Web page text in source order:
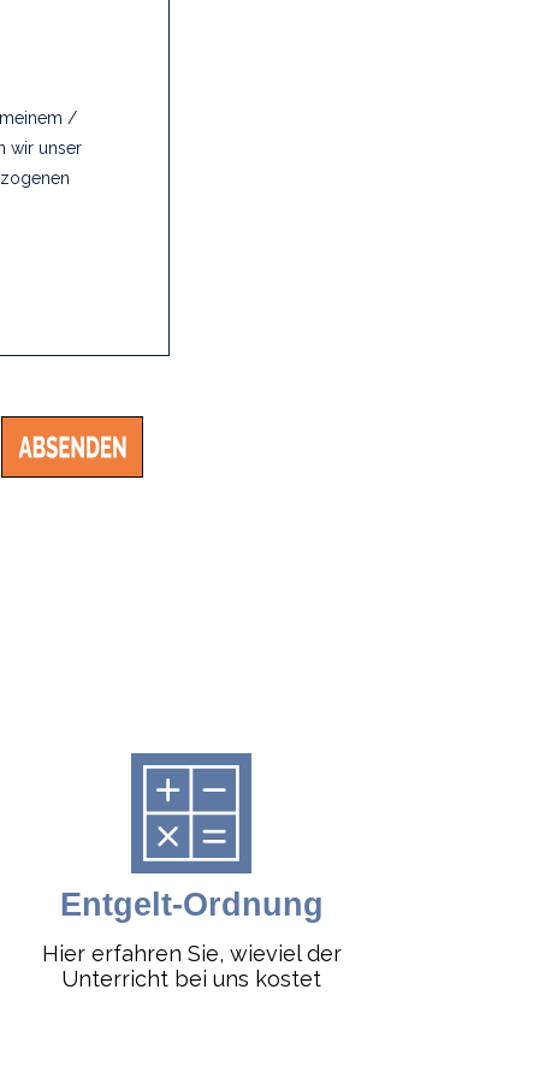
/
wir unser
Entgelt-Ordnung
Hier erfahren Sie, wieviel der
Unterricht bei uns kostet